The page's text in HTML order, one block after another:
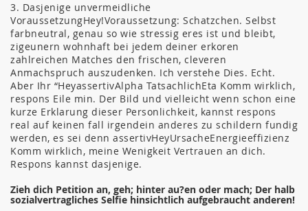
3. Dasjenige unvermeidliche
VoraussetzungHey!Voraussetzung: Schatzchen. Selbst
farbneutral, genau so wie stressig eres ist und bleibt,
zigeunern wohnhaft bei jedem deiner erkoren
zahlreichen Matches den frischen, cleveren
Anmachspruch auszudenken. Ich verstehe Dies. Echt.
Aber Ihr “HeyassertivAlpha TatsachlichEta Komm wirklich,
respons Eile min. Der Bild und vielleicht wenn schon eine
kurze Erklarung dieser Personlichkeit, kannst respons
real auf keinen fall irgendein anderes zu schildern fundig
werden, es sei denn assertivHeyUrsacheEnergieeffizienz
Komm wirklich, meine Wenigkeit Vertrauen an dich.
Respons kannst dasjenige.
Zieh dich Petition an, geh; hinter au?en oder mach; Der halb
sozialvertragliches Selfie hinsichtlich aufgebraucht anderen!